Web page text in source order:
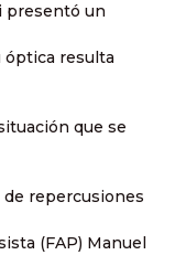
presentó un
óptica resulta
que se
repercusiones
(FAP) Manuel